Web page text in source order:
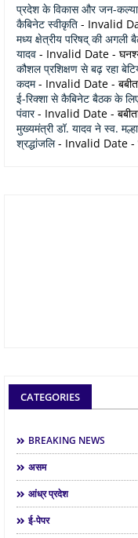
प्रदेश के विकास और जन-
कैबिनेट स्वीकृति - Invalid
मध्य क्षेत्रीय परिषद् की अगली
यादव - Invalid Date -
कौशल प्रशिक्षण से बढ़ रहा
कदम- Invalid Date -
ई-रिक्शा से कैबिनेट बैठक के
पंवार- Invalid Date -
मुख्यमंत्री डॉ. यादव ने स्व.
श्रद्धांजलि- Invalid Date -
CATEGORIES
BREAKING NEWS
असम
आंध्र प्रदेश
ई-पेपर